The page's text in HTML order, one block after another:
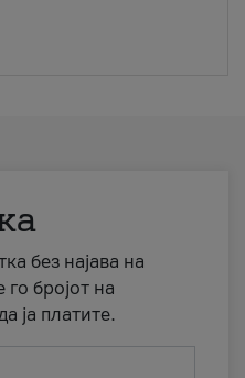
без најава на
бројот на
ја платите.